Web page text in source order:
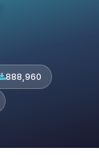
888,960